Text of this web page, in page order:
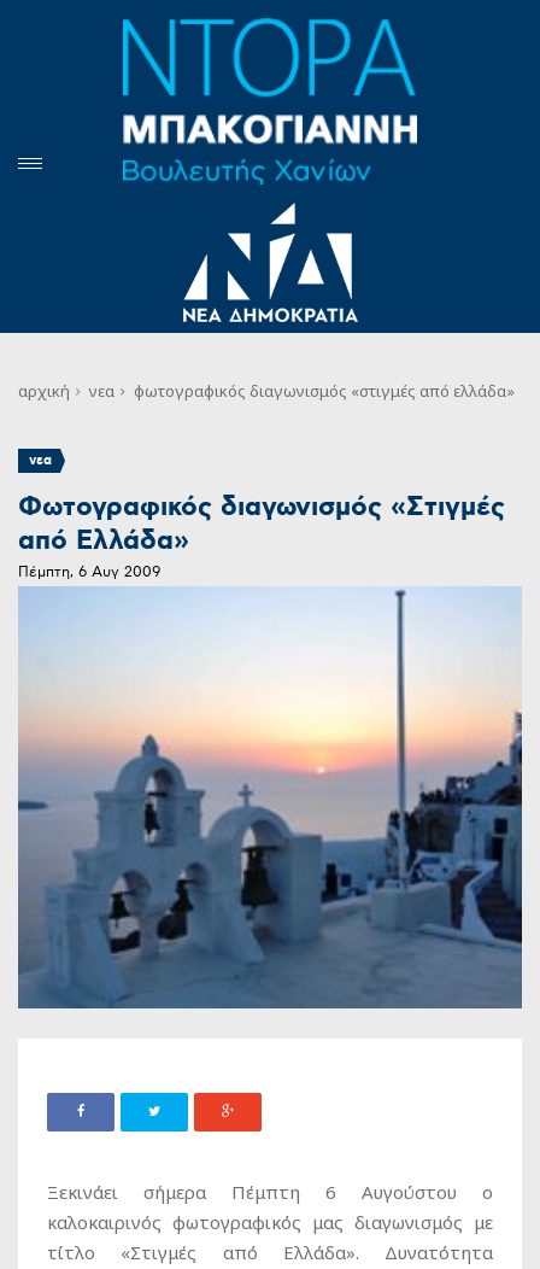
αρχική νεα φωτογραφικός διαγωνισμός «στιγμές από ελλάδα»
νεα
Φωτογραφικός διαγωνισμός «Στιγμές
από Ελλάδα»
Πέμπτη, 6 Αυγ 2009
Ξεκινάει σήμερα Πέμπτη 6 Αυγούστου ο
καλοκαιρινός φωτογραφικός μας διαγωνισμός με
τίτλο «Στιγμές από Ελλάδα». Δυνατότητα